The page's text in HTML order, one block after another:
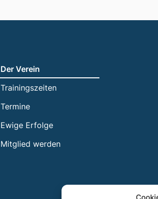
Der Verein
Trainingszeiten
Termine
Ewige Erfolge
Mitglied werden